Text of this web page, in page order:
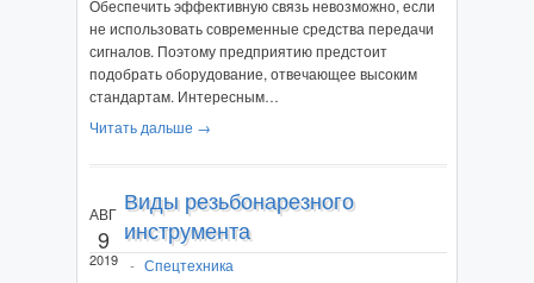
Обеспечить эффективную связь невозможно, если
не использовать современные средства передачи
сигналов. Поэтому предприятию предстоит
подобрать оборудование, отвечающее высоким
стандартам. Интересным…
Читать дальше →
АВГ
9
2019
Виды резьбонарезного
инструмента
- Спецтехника